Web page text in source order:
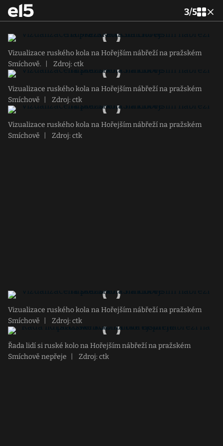
3/5
Vizualizace ruského kola na Hořejším nábřeží na pražském
Smíchově.
Zdroj: ctk
Vizualizace ruského kola na Hořejším nábřeží na pražském
Smíchově
Zdroj: ctk
Vizualizace ruského kola na Hořejším nábřeží na pražském
Smíchově
Zdroj: ctk
Vizualizace ruského kola na Hořejším nábřeží na pražském
Smíchově
Zdroj: ctk
Řada lidí si ruské kolo na Hořejším nábřeží na pražském
Smíchově nepřeje
Zdroj: ctk